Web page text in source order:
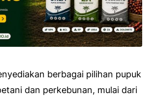
berbagai pilihan pupuk
dan perkebunan, mulai dari